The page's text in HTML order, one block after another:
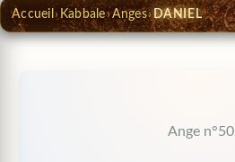
Accueil › Kabbale›Anges›DANIEL
Ange n°50